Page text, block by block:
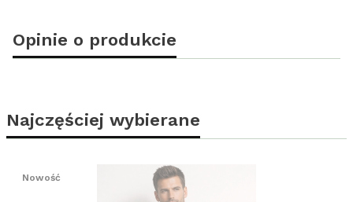
Opinie o produkcie
Najczęściej wybierane
Nowość